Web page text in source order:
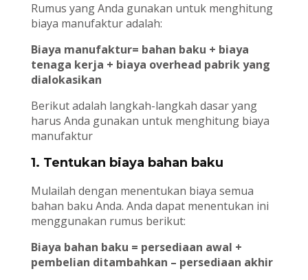
Rumus yang Anda gunakan untuk menghitung
biaya manufaktur adalah:
Biaya manufaktur= bahan baku + biaya
tenaga kerja + biaya overhead pabrik yang
dialokasikan
Berikut adalah langkah-langkah dasar yang
harus Anda gunakan untuk menghitung biaya
manufaktur
1. Tentukan biaya bahan baku
Mulailah dengan menentukan biaya semua
bahan baku Anda. Anda dapat menentukan ini
menggunakan rumus berikut:
Biaya bahan baku = persediaan awal +
pembelian ditambahkan – persediaan akhir